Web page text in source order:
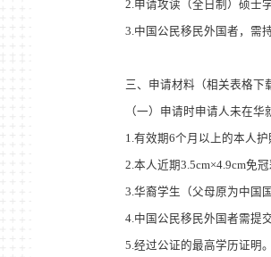
2.申请攻读（全日制）硕士
3.中国公民移民外国者，需
三、申请材料（相关表格下
（一）申请时申请人未在
1.有效期6个月以上的本人护
2.本人近期3.5cm×4.9cm免
3.华裔学生（父母原为中国
4.中国公民移民外国者需提
5.经过公证的最高学历证明